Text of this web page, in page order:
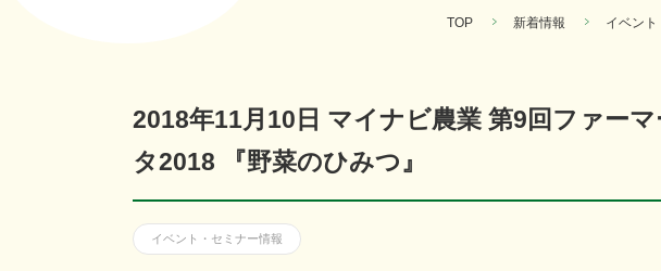
TOP 新着情報 イベン
2018年11月10日 マイナビ農業 第9回ファー
タ2018 『野菜のひみつ』
イベント・セミナー情報